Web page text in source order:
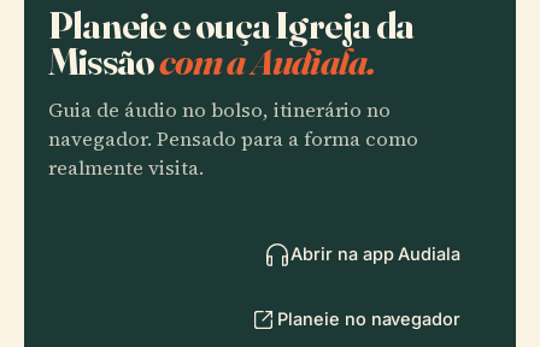
Planeie e ouça Igreja da
Missãocom a Audiala.
Guia de áudio no bolso, itinerário no
navegador. Pensado para a forma como
realmente visita.
Abrir na app Audiala
Planeie no navegador